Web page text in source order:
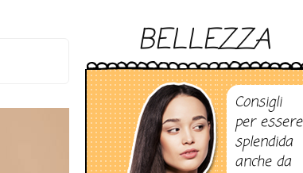
BELLEZZA
Consigli
per essere
splendida
anche da